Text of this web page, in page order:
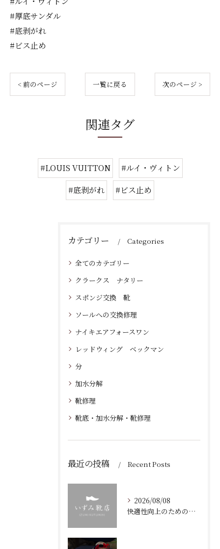
#厚底サンダル
#底剥がれ
#ビス止め
< 前のページ 一覧に戻る 次のページ >
関連タグ
#LOUIS VUITTON
#ルイ・ヴィトン
#底剥がれ
#ビス止め
カテゴリー Categories
全てのカテゴリー
クラークス ナタリー
スポンジ交換 靴
ソールへの交換修理
ナイキエアフォースワン
レッドウィング ベックマン
分
加水分解
靴修理
靴底・加水分解・靴修理
最近の投稿 Recent Posts
2026/08/08
快適性向上のための靴修理と加水分解を防ぐ靴底ケア岡山県岡山市北区ガイド